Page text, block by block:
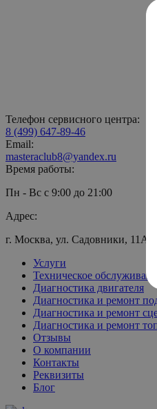
Телефон сервисного центра:
8 (499) 647-89-46
Email:
masteraclub8@yandex.ru
Время работы:
Пн - Вс с 9:00 до 21:00
Адрес:
г. Москва, ул. Садовники, 11А
Услуги
Техническое обслуживание
Диагностика двигателя
Диагностика и ремонт
Диагностика и ремонт
Диагностика и ремонт
Отзывы
О компании
Контакты
Реквизиты
Блог